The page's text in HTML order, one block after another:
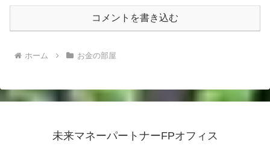
コメントを書き込む
ホーム お金の部屋
未来マネーパートナーFPオフィス